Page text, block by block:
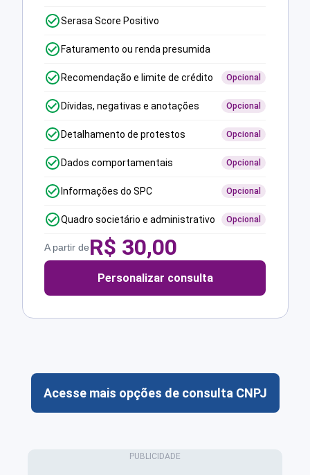
Serasa Score Positivo
Faturamento ou renda presumida
Recomendação e limite de crédito Opcional
Dívidas, negativas e anotações Opcional
Detalhamento de protestos Opcional
Dados comportamentais Opcional
Informações do SPC Opcional
Quadro societário e administrativo Opcional
A partir deR$ 30,00
Personalizar consulta
Acesse mais opções de consulta CNPJ